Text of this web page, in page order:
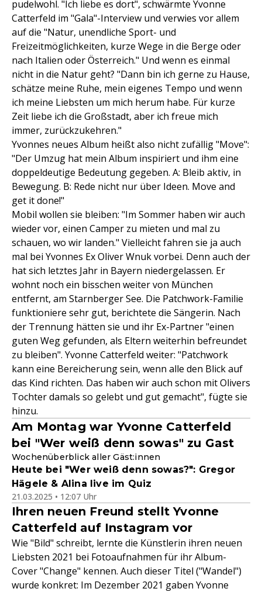
pudelwohl. "Ich liebe es dort", schwärmte Yvonne
Catterfeld im "Gala"-Interview und verwies vor allem
auf die "Natur, unendliche Sport- und
Freizeitmöglichkeiten, kurze Wege in die Berge oder
nach Italien oder Österreich." Und wenn es einmal
nicht in die Natur geht? "Dann bin ich gerne zu Hause,
schätze meine Ruhe, mein eigenes Tempo und wenn
ich meine Liebsten um mich herum habe. Für kurze
Zeit liebe ich die Großstadt, aber ich freue mich
immer, zurückzukehren."
Yvonnes neues Album heißt also nicht zufällig "Move":
"Der Umzug hat mein Album inspiriert und ihm eine
doppeldeutige Bedeutung gegeben. A: Bleib aktiv, in
Bewegung. B: Rede nicht nur über Ideen. Move and
get it done!"
Mobil wollen sie bleiben: "Im Sommer haben wir auch
wieder vor, einen Camper zu mieten und mal zu
schauen, wo wir landen." Vielleicht fahren sie ja auch
mal bei Yvonnes Ex Oliver Wnuk vorbei. Denn auch der
hat sich letztes Jahr in Bayern niedergelassen. Er
wohnt noch ein bisschen weiter von München
entfernt, am Starnberger See. Die Patchwork-Familie
funktioniere sehr gut, berichtete die Sängerin. Nach
der Trennung hätten sie und ihr Ex-Partner "einen
guten Weg gefunden, als Eltern weiterhin befreundet
zu bleiben". Yvonne Catterfeld weiter: "Patchwork
kann eine Bereicherung sein, wenn alle den Blick auf
das Kind richten. Das haben wir auch schon mit Olivers
Tochter damals so gelebt und gut gemacht", fügte sie
hinzu.
Am Montag war Yvonne Catterfeld
bei "Wer weiß denn sowas" zu Gast
Wochenüberblick aller Gäst:innen
Heute bei "Wer weiß denn sowas?": Gregor
Hägele & Alina live im Quiz
21.03.2025 • 12:07 Uhr
Ihren neuen Freund stellt Yvonne
Catterfeld auf Instagram vor
Wie "Bild" schreibt, lernte die Künstlerin ihren neuen
Liebsten 2021 bei Fotoaufnahmen für ihr Album-
Cover "Change" kennen. Auch dieser Titel ("Wandel")
wurde konkret: Im Dezember 2021 gaben Yvonne